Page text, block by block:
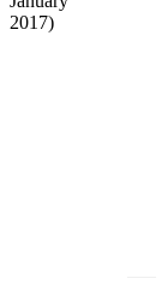
2017)